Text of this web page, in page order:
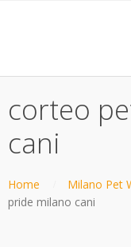
corteo
cani
Home Milano Pet
pride milano cani